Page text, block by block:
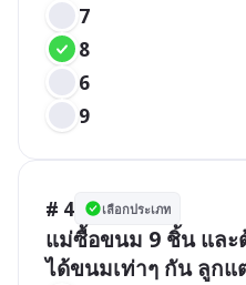
7
8
6
9
# 4 เลือกประเภท
แม่ซื้อขนม 9 ชิ้น และ
ได้ขนมเท่าๆ กัน ลูก